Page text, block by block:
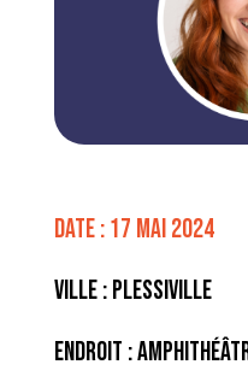
Date : 17 mai 2024
Ville : Plessiville
Endroit :